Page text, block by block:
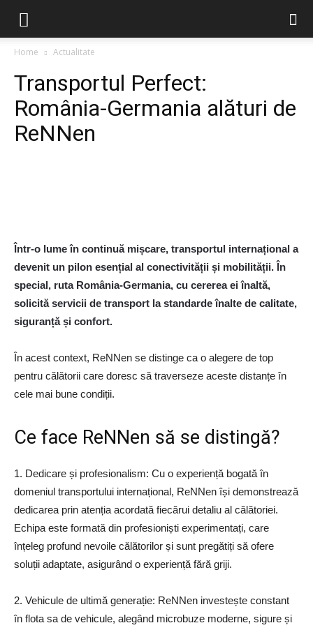
Home Actualitate
Transportul Perfect:
România-Germania alături de
ReNNen
Într-o lume în continuă mișcare, transportul internațional a
devenit un pilon esențial al conectivității și mobilității. În
special, ruta România-Germania, cu cererea ei înaltă,
solicită servicii de transport la standarde înalte de calitate,
siguranță și confort.
În acest context, ReNNen se distinge ca o alegere de top
pentru călătorii care doresc să traverseze aceste distanțe în
cele mai bune condiții.
Ce face ReNNen să se distingă?
1. Dedicare și profesionalism: Cu o experiență bogată în
domeniul transportului internațional, ReNNen își demonstrează
dedicarea prin atenția acordată fiecărui detaliu al călătoriei.
Echipa este formată din profesioniști experimentați, care
înțeleg profund nevoile călătorilor și sunt pregătiți să ofere
soluții adaptate, asigurând o experiență fără griji.
2. Vehicule de ultimă generație: ReNNen investește constant
în flota sa de vehicule, alegând microbuze moderne, sigure și